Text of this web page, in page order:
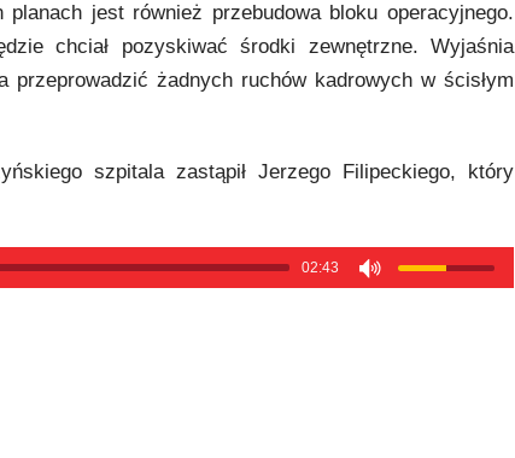
jest również przebudowa bloku operacyjnego.
chciał pozyskiwać środki zewnętrzne. Wyjaśnia
żadnych ruchów kadrowych w ścisłym
szpitala zastąpił Jerzego Filipeckiego, który
02:43